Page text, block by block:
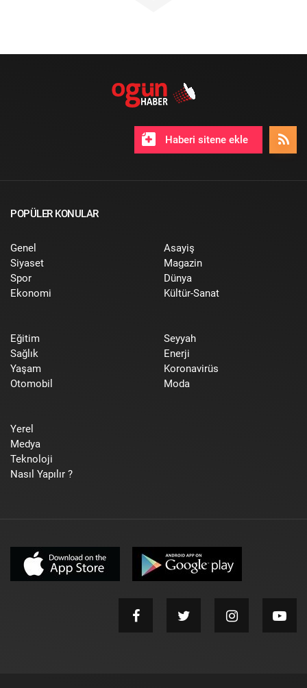
Haberi sitene ekle
POPÜLER KONULAR
Genel
Siyaset
Spor
Ekonomi
Asayiş
Magazin
Dünya
Kültür-Sanat
Eğitim
Sağlık
Yaşam
Otomobil
Seyyah
Enerji
Koronavirüs
Moda
Yerel
Medya
Teknoloji
Nasıl Yapılır ?